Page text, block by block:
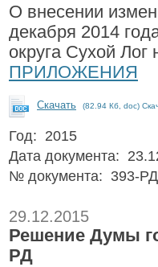
О внесении
декабря 2014
округа Сухой
ПРИЛОЖЕНИЯ
Скачать (82.94 Кб, doc)
Год: 2015
Дата документа:
№ документа: 393-РД
29.12.2015
Решение Думы
РД